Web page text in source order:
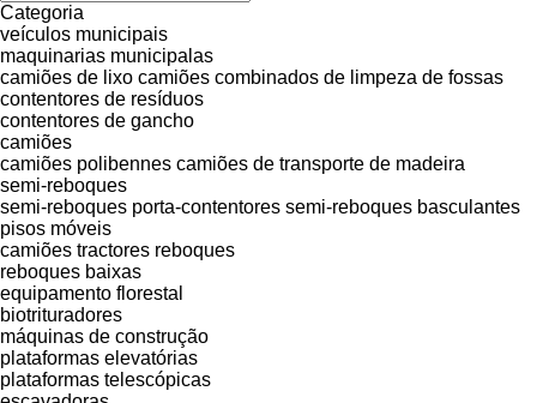
Categoria
veículos municipais
maquinarias municipalas
camiões de lixo camiões combinados de limpeza de fossas
contentores de resíduos
contentores de gancho
camiões
camiões polibennes camiões de transporte de madeira
semi-reboques
semi-reboques porta-contentores semi-reboques basculantes
pisos móveis
camiões tractores reboques
reboques baixas
equipamento florestal
biotrituradores
máquinas de construção
plataformas elevatórias
plataformas telescópicas